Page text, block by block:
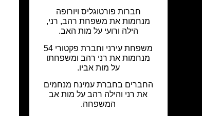
חברות פורטוגליס ויורופה
מנחמות את משפחת רהב, רני,
הילה ורועי על מות האב.
משפחת עירני וחברת פקטורי 54
מנחמות את רני רהב ומשפחתו
על מות אביו.
החברים בחברת עמינח מנחמים
את רני והילה רהב על מות אב
המשפחה.